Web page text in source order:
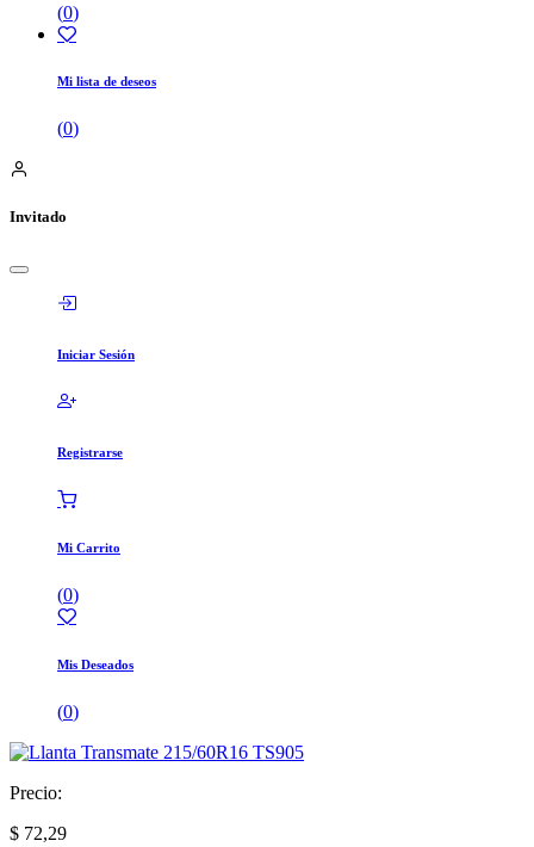
(0)
Mi lista de deseos
(0)
Invitado
Iniciar Sesión
Registrarse
Mi Carrito
(0)
Mis Deseados
(0)
Precio:
$ 72,29